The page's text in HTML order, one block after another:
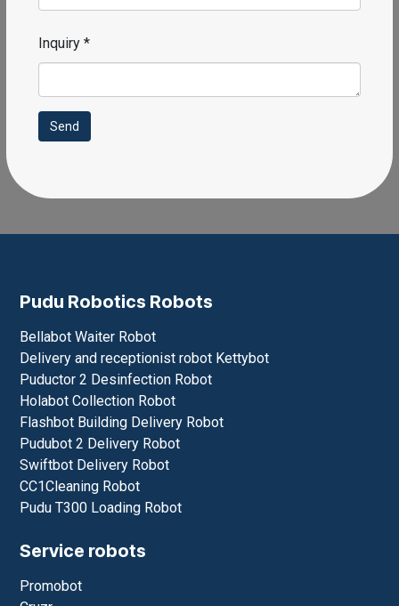
Inquiry *
Send
Pudu Robotics Robots
Bellabot Waiter Robot
Delivery and receptionist robot Kettybot
Puductor 2 Desinfection Robot
Holabot Collection Robot
Flashbot Building Delivery Robot
Pudubot 2 Delivery Robot
Swiftbot Delivery Robot
CC1Cleaning Robot
Pudu T300 Loading Robot
Service robots
Promobot